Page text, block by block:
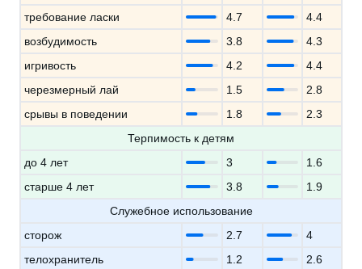
требование ласки
4.7
4.4
возбудимость
3.8
4.3
игривость
4.2
4.4
черезмерный лай
1.5
2.8
срывы в поведении
1.8
2.3
Терпимость к детям
до 4 лет
3
1.6
старше 4 лет
3.8
1.9
Служебное использование
сторож
2.7
4
телохранитель
1.2 2.6